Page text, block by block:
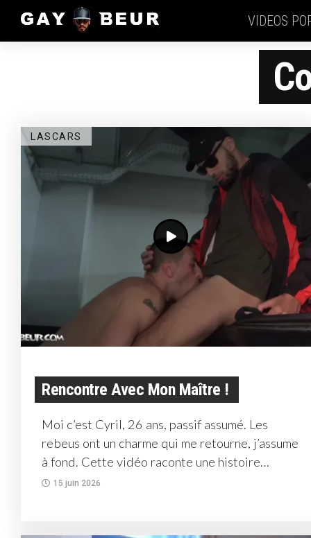
VIDEOS
LASCARS
Rencontre Avec Mon Maître !
Moi c’est Cyril, 26 ans, passif assumé. Les
rebeus ont un charme qui me retourne, j’assume
à fond. Cette vidéo raconte une histoire
arrivée...
15 juin 2026